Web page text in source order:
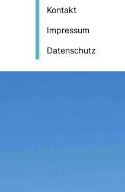
Kontakt
Impressum
Datenschutz